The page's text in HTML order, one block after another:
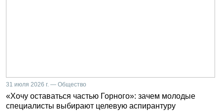
31 июля 2026 г. — Общество
«Хочу оставаться частью Горного»: зачем молодые
специалисты выбирают целевую аспирантуру